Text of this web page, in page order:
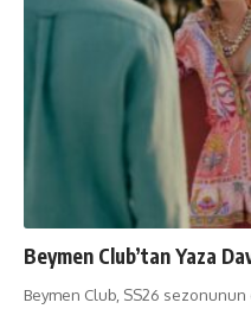
Beymen Club’tan Yaza
Beymen Club, SS26 sezonunun